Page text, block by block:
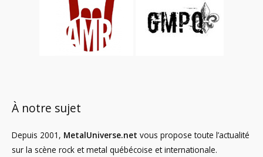
À notre sujet
Depuis 2001, MetalUniverse.net vous propose toute l’actualité
sur la scène rock et metal québécoise et internationale.